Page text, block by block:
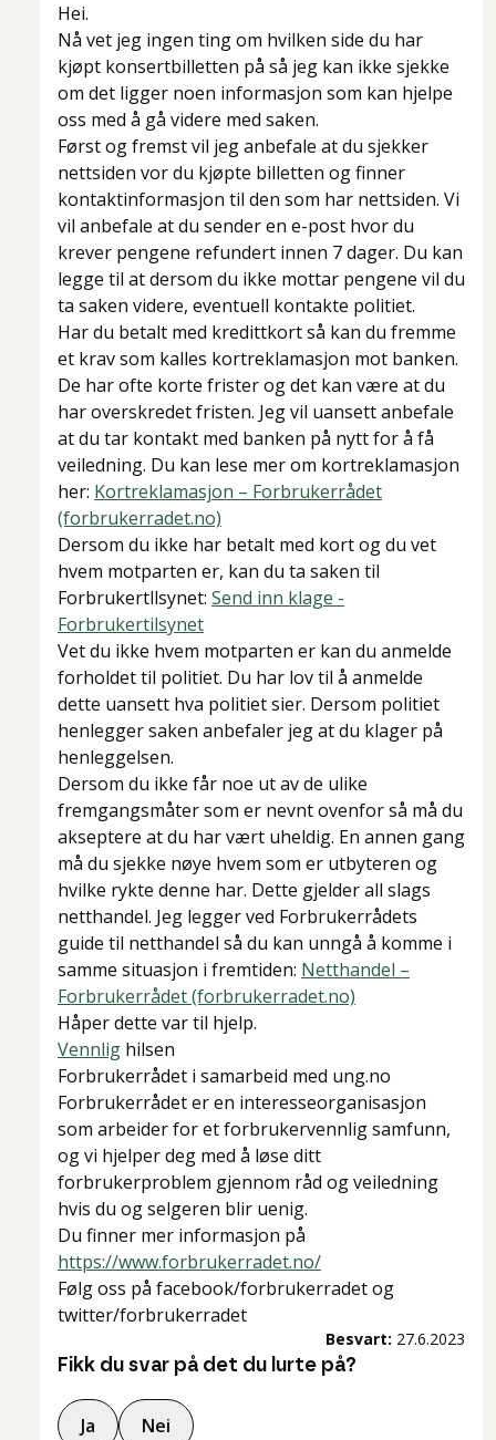
Hei.
Nå vet jeg ingen ting om hvilken side du har
kjøpt konsertbilletten på så jeg kan ikke sjekke
om det ligger noen informasjon som kan hjelpe
oss med å gå videre med saken.
Først og fremst vil jeg anbefale at du sjekker
nettsiden vor du kjøpte billetten og finner
kontaktinformasjon til den som har nettsiden. Vi
vil anbefale at du sender en e-post hvor du
krever pengene refundert innen 7 dager. Du kan
legge til at dersom du ikke mottar pengene vil du
ta saken videre, eventuell kontakte politiet.
Har du betalt med kredittkort så kan du fremme
et krav som kalles kortreklamasjon mot banken.
De har ofte korte frister og det kan være at du
har overskredet fristen. Jeg vil uansett anbefale
at du tar kontakt med banken på nytt for å få
veiledning. Du kan lese mer om kortreklamasjon
her: Kortreklamasjon – Forbrukerrådet
(forbrukerradet.no)
Dersom du ikke har betalt med kort og du vet
hvem motparten er, kan du ta saken til
Forbrukertllsynet: Send inn klage -
Forbrukertilsynet
Vet du ikke hvem motparten er kan du anmelde
forholdet til politiet. Du har lov til å anmelde
dette uansett hva politiet sier. Dersom politiet
henlegger saken anbefaler jeg at du klager på
henleggelsen.
Dersom du ikke får noe ut av de ulike
fremgangsmåter som er nevnt ovenfor så må du
akseptere at du har vært uheldig. En annen gang
må du sjekke nøye hvem som er utbyteren og
hvilke rykte denne har. Dette gjelder all slags
netthandel. Jeg legger ved Forbrukerrådets
guide til netthandel så du kan unngå å komme i
samme situasjon i fremtiden: Netthandel –
Forbrukerrådet (forbrukerradet.no)
Håper dette var til hjelp.
Vennlig hilsen
Forbrukerrådet i samarbeid med ung.no
Forbrukerrådet er en interesseorganisasjon
som arbeider for et forbrukervennlig samfunn,
og vi hjelper deg med å løse ditt
forbrukerproblem gjennom råd og veiledning
hvis du og selgeren blir uenig.
Du finner mer informasjon på
https://www.forbrukerradet.no/
Følg oss på facebook/forbrukerradet og
twitter/forbrukerradet
Besvart: 27.6.2023
Fikk du svar på det du lurte på?
Ja Nei